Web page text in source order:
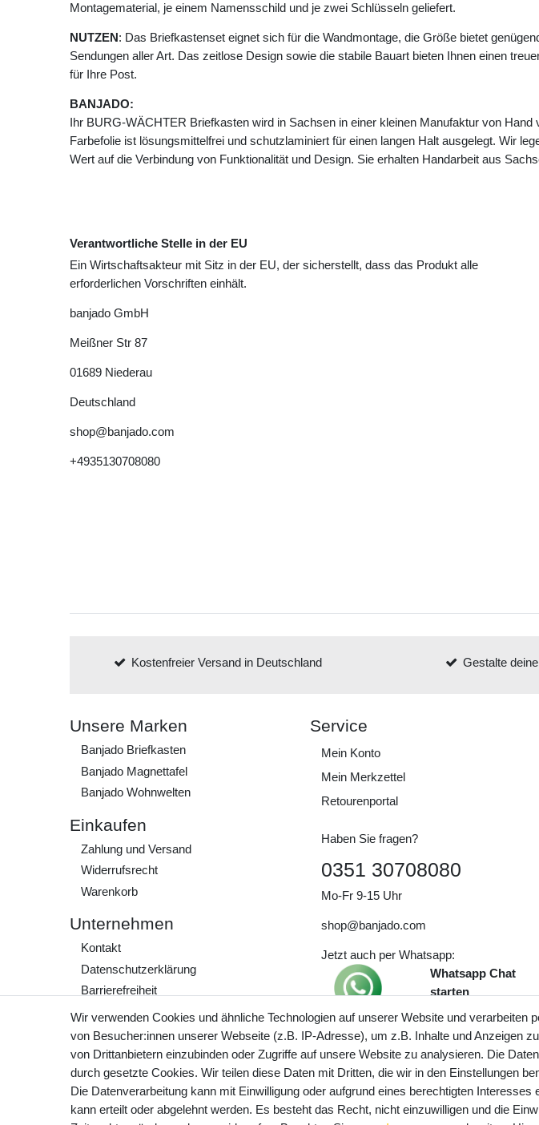
Montagematerial, je einem Namensschild und je zwei Schlüsseln geliefert.
NUTZEN: Das Briefkastenset eignet sich für die Wandmontage, die Größe bietet
Sendungen aller Art. Das zeitlose Design sowie die stabile Bauart bieten Ihnen einen
für Ihre Post.
BANJADO:
Ihr BURG-WÄCHTER Briefkasten wird in Sachsen in einer kleinen Manufaktur von Hand
Farbefolie ist lösungsmittelfrei und schutzlaminiert für einen langen Halt ausgelegt. Wir
Wert auf die Verbindung von Funktionalität und Design. Sie erhalten Handarbeit aus
Verantwortliche Stelle in der EU
Ein Wirtschaftsakteur mit Sitz in der EU, der sicherstellt, dass das Produkt alle
erforderlichen Vorschriften einhält.
banjado GmbH
Meißner Str 87
01689 Niederau
Deutschland
shop@banjado.com
+4935130708080
Kostenfreier Versand in Deutschland Gestalte
Unsere Marken
Banjado Briefkasten
Banjado Magnettafel
Banjado Wohnwelten
Einkaufen
Zahlung und Versand
Widerrufs­recht
Warenkorb
Unternehmen
Kontakt
Daten­schutz­erklärung
Barrierefreiheit
AGB
Impressum
Werde Teil unserer
Community
Service
Mein Konto
Mein Merkzettel
Retourenportal
Haben Sie fragen?
0351 30708080
Mo-Fr 9-15 Uhr
shop@banjado.com
Jetzt auch per Whatsapp:
Whatsapp Chat
starten
Preisangaben inkl. gesetzl. MwSt. und
zzgl. Service- und Versandkosten
Wir verwenden Cookies und ähnliche Technologien auf unserer Website und verarbeiten
von Besucher:innen unserer Webseite (z.B. IP-Adresse), um z.B. Inhalte und Anzeigen
von Drittanbietern einzubinden oder Zugriffe auf unsere Website zu analysieren. Die
durch gesetzte Cookies. Wir teilen diese Daten mit Dritten, die wir in den Einstellungen
Die Datenverarbeitung kann mit Einwilligung oder aufgrund eines berechtigten Interesses
kann erteilt oder abgelehnt werden. Es besteht das Recht, nicht einzuwilligen und die